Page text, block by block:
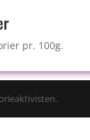
pr. 100g.